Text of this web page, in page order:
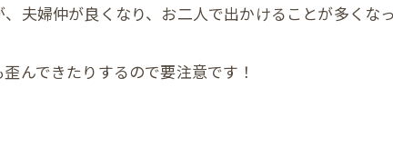
夫婦仲が良くなり、お二人で出かけることが多くなっ
んできたりするので要注意です！